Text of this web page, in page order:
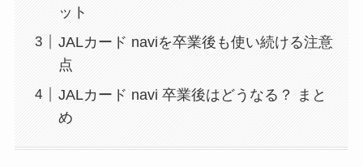
ット
JALカード naviを卒業後も使い続ける注意
点
JALカード navi 卒業後はどうなる？ まと
め